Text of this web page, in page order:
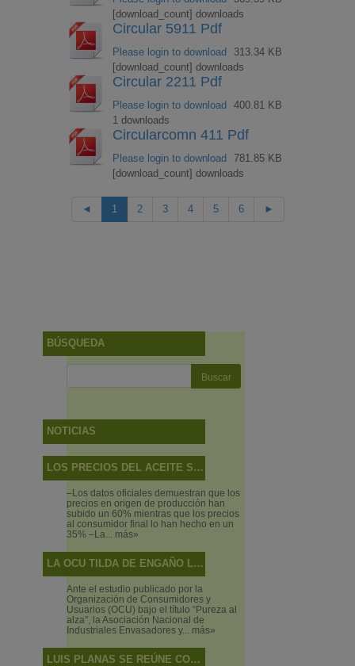
[download_count] downloads
Circular 5911 Pdf
Please login to download
313.34 KB
[download_count] downloads
Circular 2211 Pdf
Please login to download
400.81 KB
1 downloads
Circularcomn 411 Pdf
Please login to download
781.85 KB
[download_count] downloads
◄ 1 2 3 4 5 6 ►
BÚSQUEDA
NOTICIAS
LOS PRECIOS DEL ACEITE SUBEN MÁS EN EL CAMPO QUE EN LAS TIENDAS
–Los datos oficiales demuestran que los
precios en origen de producción han
subido un 60% mientras que los precios
al consumidor final lo han hecho en un
35% –La... más»
LA OCU TILDA DE ENGAÑO LO QUE SON DISCREPANCIAS DE SABOR
Ante el estudio publicado por la
Organización de Consumidores y
Usuarios (OCU) bajo el título “Pureza al
alza”, la Asociación Nacional de
Industriales Envasadores y... más»
LUIS PLANAS SE REÚNE CON EL DIRECTOR EJECUTIVO DEL CONSEJO OLEÍCOLA INTERNACIONAL